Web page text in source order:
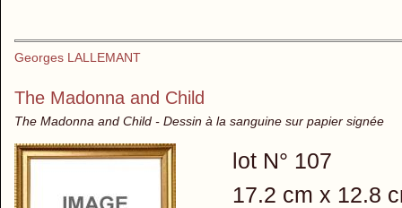
Georges LALLEMANT
The Madonna and Child
The Madonna and Child - Dessin à la sanguine sur papier signée
lot N° 107
17.2 cm x 12.8